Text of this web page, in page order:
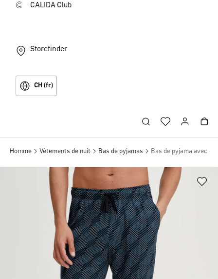
CALIDA Club
Storefinder
CH (fr)
Homme Vêtements de nuit Bas de pyjamas Bas de pyjama avec